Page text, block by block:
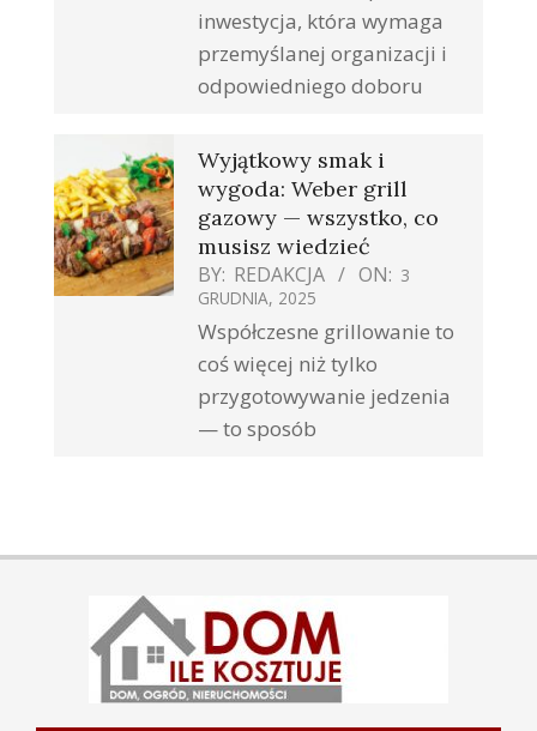
inwestycja, która wymaga
przemyślanej organizacji i
odpowiedniego doboru
Wyjątkowy smak i
wygoda: Weber grill
gazowy — wszystko, co
musisz wiedzieć
BY: REDAKCJA ON: 3
GRUDNIA, 2025
Współczesne grillowanie to
coś więcej niż tylko
przygotowywanie jedzenia
— to sposób